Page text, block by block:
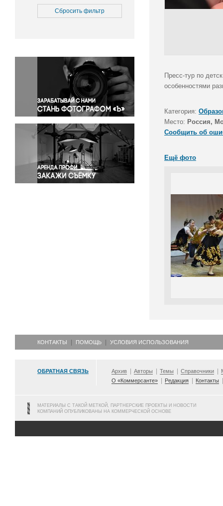
Медицина
Окружающая среда
Политика
Правосудие
Происшествия и конфликты
Религия
Светская жизнь
Спорт
Экология
Экономика и бизнес
Сбросить фильтр
Пресс-тур по
особенностями
Категория:
Место: Россия,
Сообщить об
Ещё фото
КОНТАКТЫ ПОМОЩЬ УСЛОВИЯ ИСПОЛЬЗОВАНИЯ
ОБРАТНАЯ СВЯЗЬ Архив Авторы Темы Справочники
О «Коммерсанте»
Редакция Контакты
МАТЕРИАЛЫ С ТАКОЙ МЕТКОЙ, ПАРТНЕРСКИЕ ПРОЕКТЫ И НОВОСТИ
КОМПАНИЙ ОПУБЛИКОВАНЫ НА КОММЕРЧЕСКОЙ ОСНОВЕ